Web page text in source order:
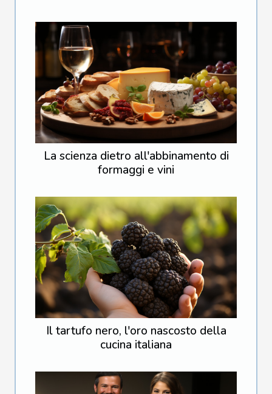
La scienza dietro all'abbinamento di
formaggi e vini
Il tartufo nero, l'oro nascosto della
cucina italiana